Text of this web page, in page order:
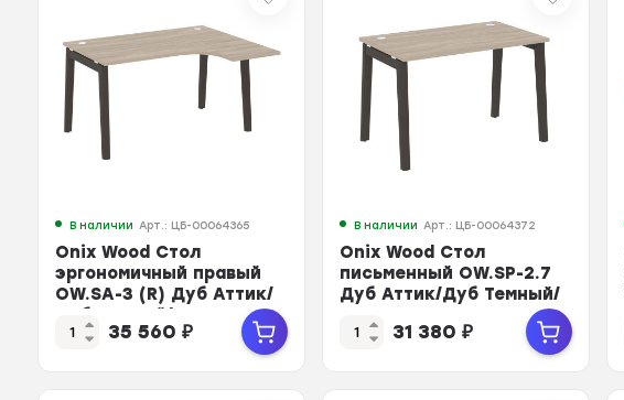
В наличии Арт.: ЦБ-00064365
Onix Wood Стол
эргономичный правый
OW.SA-3 (R) Дуб Аттик/
Дуб Темный/Металл Ан...
35 560 ₽
В наличии Арт.: ЦБ-00064372
Onix Wood Стол
письменный OW.SP-2.7
Дуб Аттик/Дуб Темный/
Металл Антрацит 1180...
31 380 ₽